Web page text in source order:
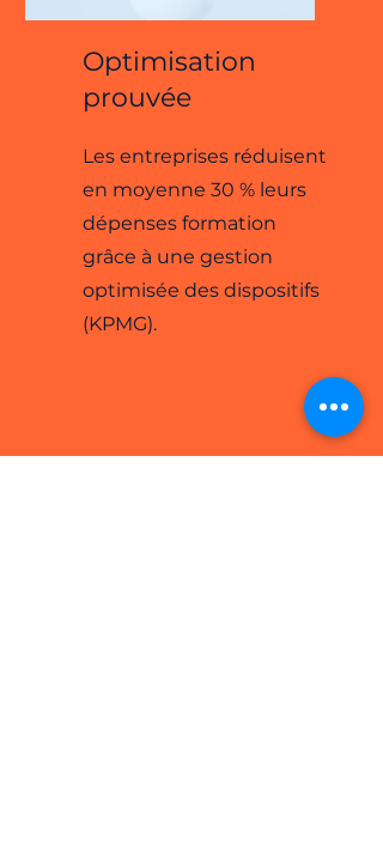
Optimisation
prouvée
Les entreprises réduisent
en moyenne 30 % leurs
dépenses formation
grâce à une gestion
optimisée des dispositifs​
(KPMG).